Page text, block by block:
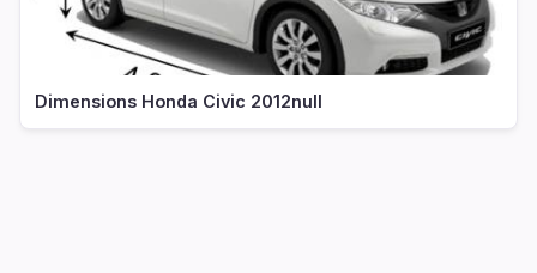
Dimensions Honda Civic 2012null